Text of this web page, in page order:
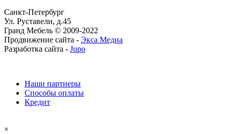
Санкт-Петербург
Ул. Руставели, д.45
Гранд Мебель © 2009-2022
Продвижение сайта - Экса Медиа
Разработка сайта - Jupo
Наши партнеры
Способы оплаты
Кредит
×